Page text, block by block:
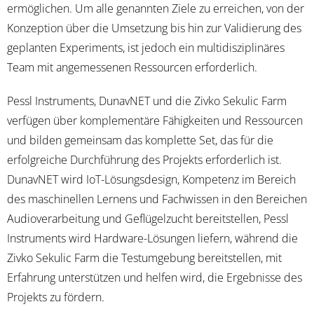
ermöglichen. Um alle genannten Ziele zu erreichen, von der
Konzeption über die Umsetzung bis hin zur Validierung des
geplanten Experiments, ist jedoch ein multidisziplinäres
Team mit angemessenen Ressourcen erforderlich.
Pessl Instruments, DunavNET und die Zivko Sekulic Farm
verfügen über komplementäre Fähigkeiten und Ressourcen
und bilden gemeinsam das komplette Set, das für die
erfolgreiche Durchführung des Projekts erforderlich ist.
DunavNET wird IoT-Lösungsdesign, Kompetenz im Bereich
des maschinellen Lernens und Fachwissen in den Bereichen
Audioverarbeitung und Geflügelzucht bereitstellen, Pessl
Instruments wird Hardware-Lösungen liefern, während die
Zivko Sekulic Farm die Testumgebung bereitstellen, mit
Erfahrung unterstützen und helfen wird, die Ergebnisse des
Projekts zu fördern.